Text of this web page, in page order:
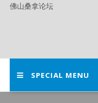
佛山桑拿论坛
SPECIAL MENU